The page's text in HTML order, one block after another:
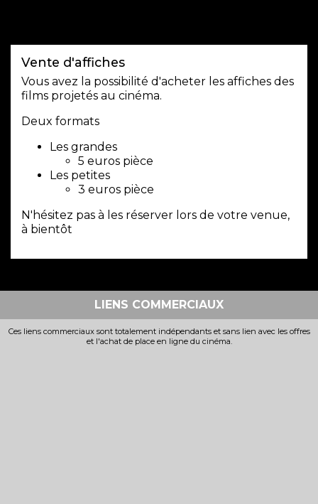
Bande-annonce
Réservation
Vente d'affiches
Vous avez la possibilité d'acheter les affiches des
films projetés au cinéma.
Deux formats
Les grandes
5 euros pièce
Les petites
3 euros pièce
N'hésitez pas à les réserver lors de votre venue,
à bientôt
LIENS COMMERCIAUX
Ces liens commerciaux sont totalement indépendants et sans lien avec les offres
et l'achat de place en ligne du cinéma.